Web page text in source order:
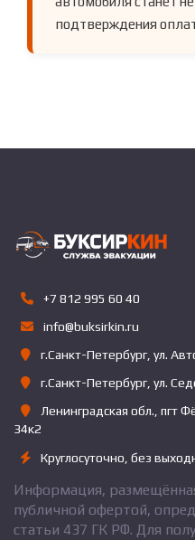
подтверждения
+7 812 995 60 40
info@buksirkin.ru
г.Санкт-Петербург, ул.
г.Санкт-Петербург, ул.
Ленинградская обл., пгт
34к2
Круглосуточно, без
Информация,
публичной офертой,
статьи 437 ГК РФ. Для